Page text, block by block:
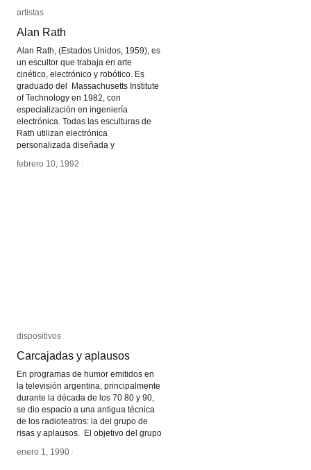
artistas
Alan Rath
Alan Rath, (Estados Unidos, 1959), es
un escultor que trabaja en arte
cinético, electrónico y robótico. Es
graduado del Massachusetts Institute
of Technology en 1982, con
especialización en ingeniería
electrónica. Todas las esculturas de
Rath utilizan electrónica
personalizada diseñada y
febrero 10, 1992 /
artistas
Alan Rath
febrero 10, 1992 /
dispositivos
Carcajadas y aplausos
En programas de humor emitidos en
la televisión argentina, principalmente
durante la década de los 70 80 y 90,
se dio espacio a una antigua técnica
de los radioteatros: la del grupo de
risas y aplausos. El objetivo del grupo
enero 1, 1990 /
dispositivos
Carcajadas y aplausos
enero 1, 1990 /